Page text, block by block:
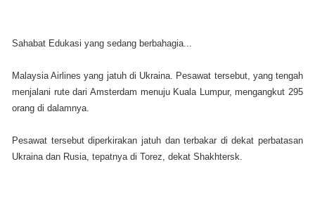
Sahabat Edukasi yang sedang berbahagia...
Malaysia Airlines yang jatuh di Ukraina. Pesawat tersebut, yang tengah
menjalani rute dari Amsterdam menuju Kuala Lumpur, mengangkut 295
orang di dalamnya.
Pesawat tersebut diperkirakan jatuh dan terbakar di dekat perbatasan
Ukraina dan Rusia tepatnya di Torez, dekat Shakhtersk.